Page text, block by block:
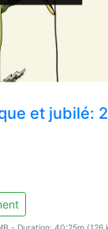
et jubilé: